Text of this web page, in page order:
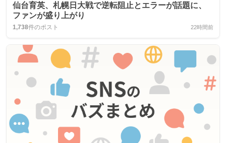
仙台育英、札幌日大戦で逆転阻止とエラーが話題に、
ファンが盛り上がり
1,738件のポスト 22時間前